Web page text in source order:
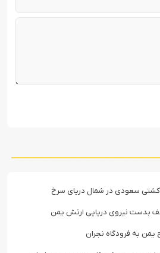
سعودی در شمال دریای سرخ
بدست نیروی دریایی ارتش یمن
به فرودگاه نجران